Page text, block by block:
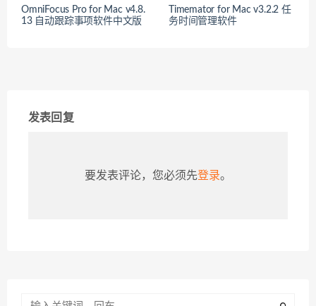
OmniFocus Pro for Mac v4.8.
13 自动跟踪事项软件中文版
Timemator for Mac v3.2.2 任
务时间管理软件
发表回复
要发表评论，您必须先登录。